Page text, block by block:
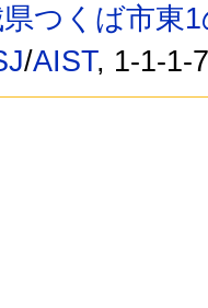
つくば市東
/AIST, 1-1-1-